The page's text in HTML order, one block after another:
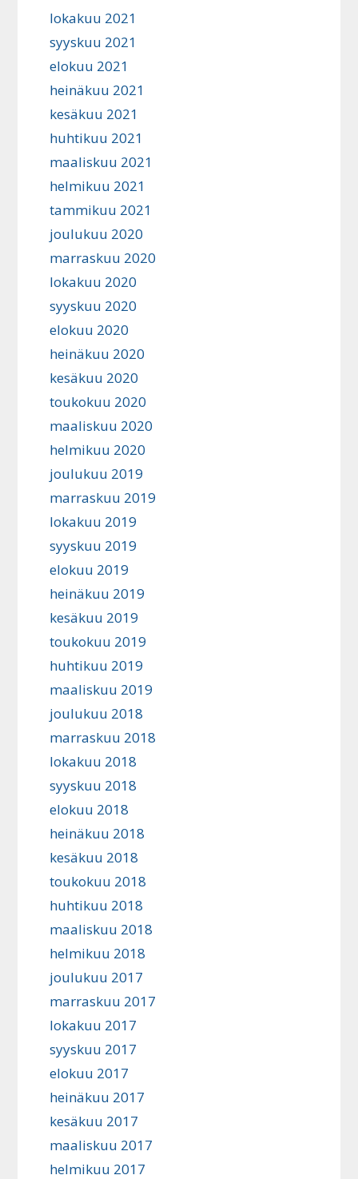
lokakuu 2021
syyskuu 2021
elokuu 2021
heinäkuu 2021
kesäkuu 2021
huhtikuu 2021
maaliskuu 2021
helmikuu 2021
tammikuu 2021
joulukuu 2020
marraskuu 2020
lokakuu 2020
syyskuu 2020
elokuu 2020
heinäkuu 2020
kesäkuu 2020
toukokuu 2020
maaliskuu 2020
helmikuu 2020
joulukuu 2019
marraskuu 2019
lokakuu 2019
syyskuu 2019
elokuu 2019
heinäkuu 2019
kesäkuu 2019
toukokuu 2019
huhtikuu 2019
maaliskuu 2019
joulukuu 2018
marraskuu 2018
lokakuu 2018
syyskuu 2018
elokuu 2018
heinäkuu 2018
kesäkuu 2018
toukokuu 2018
huhtikuu 2018
maaliskuu 2018
helmikuu 2018
joulukuu 2017
marraskuu 2017
lokakuu 2017
syyskuu 2017
elokuu 2017
heinäkuu 2017
kesäkuu 2017
maaliskuu 2017
helmikuu 2017